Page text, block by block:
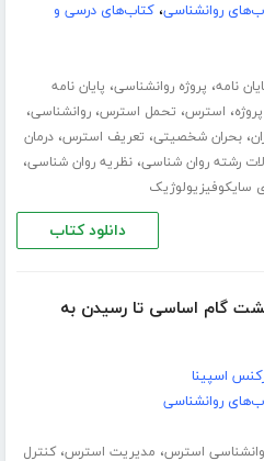
روانشناسی،کتاب‌های درسی و
نامه، پروژه روانشناسی، پایان نامه
پروژه، استرس، تحمل استرس،روانشناسی،
،بحران شخصیتی، تعریف استرس،درمان
رشته روان شناسی،نظریه روان شناسی،
سایکوفیزیولوژیک
دانلود کتاب
گام اساسی تا رسیدن به
اسپینا
روانشناسی
استرس، مدیریت استرس،کنترل